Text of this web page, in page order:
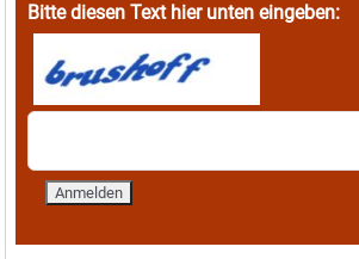
Bitte diesen Text hier unten eingeben: